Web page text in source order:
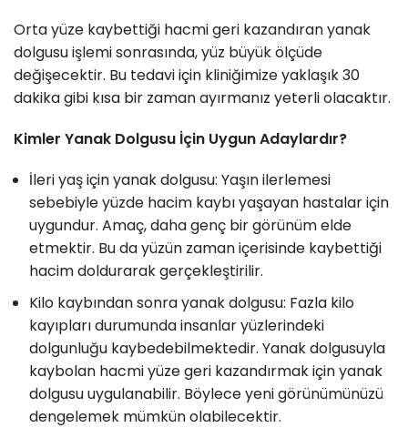
Orta yüze kaybettiği hacmi geri kazandıran yanak
dolgusu işlemi sonrasında, yüz büyük ölçüde
değişecektir. Bu tedavi için kliniğimize yaklaşık 30
dakika gibi kısa bir zaman ayırmanız yeterli olacaktır.
Kimler Yanak Dolgusu İçin Uygun Adaylardır?
İleri yaş için yanak dolgusu: Yaşın ilerlemesi
sebebiyle yüzde hacim kaybı yaşayan hastalar için
uygundur. Amaç, daha genç bir görünüm elde
etmektir. Bu da yüzün zaman içerisinde kaybettiği
hacim doldurarak gerçekleştirilir.
Kilo kaybından sonra yanak dolgusu: Fazla kilo
kayıpları durumunda insanlar yüzlerindeki
dolgunluğu kaybedebilmektedir. Yanak dolgusuyla
kaybolan hacmi yüze geri kazandırmak için yanak
dolgusu uygulanabilir. Böylece yeni görünümünüzü
dengelemek mümkün olabilecektir.